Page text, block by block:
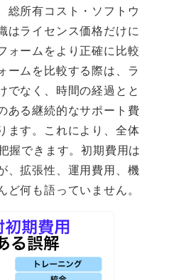
総所有コスト・ソフトウ
はライセンス価格だけに
ォームをより正確に比較
ームを比較する際は、ラ
でなく、時間の経過とと
ある継続的なサポート費
ます。これにより、全体
握できます。初期費用は
、拡張性、運用費用、機
何も語っていません。